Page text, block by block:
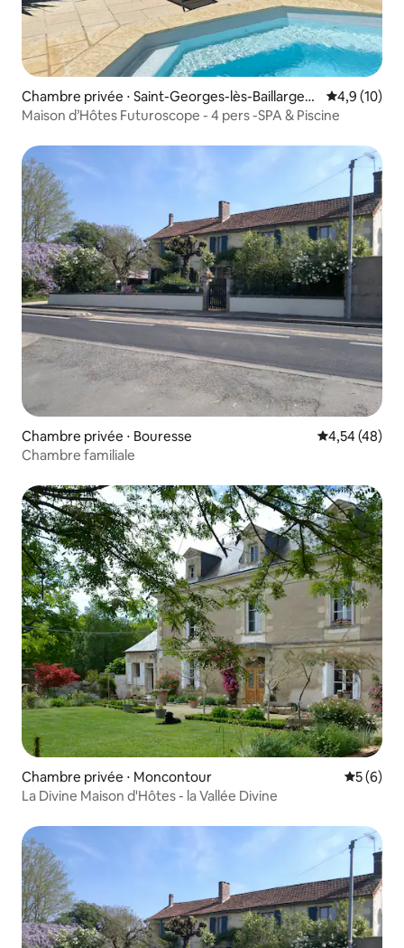
Chambre privée ⋅ Saint-Georges-lès-Baillargea
ux
Évaluation
4,9 (10)
Maison d’Hôtes Futuroscope - 4 pers -SPA & Piscine
Chambre privée ⋅ Bouresse Évaluation
4,54 (48)
Chambre familiale
Chambre privée ⋅ Moncontour
5 (6)
La Divine Maison d'Hôtes - la Vallée Divine